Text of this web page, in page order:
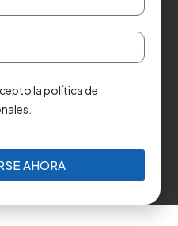
la política de
AHORA